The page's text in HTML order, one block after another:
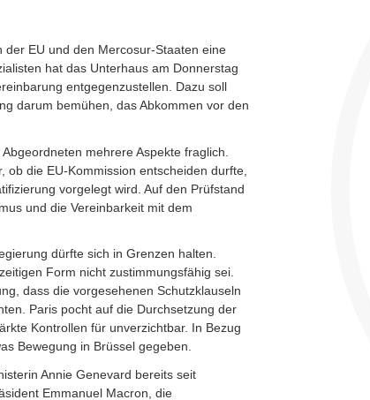
EU und den Mercosur-Staaten eine
hat das Unterhaus am Donnerstag
entgegenzustellen. Dazu soll
darum bemühen, das Abkommen vor den
mehrere Aspekte fraglich.
die EU-Kommission entscheiden durfte,
vorgelegt wird. Auf den Prüfstand
und die Vereinbarkeit mit dem
dürfte sich in Grenzen halten.
Form nicht zustimmungsfähig sei.
dass die vorgesehenen Schutzklauseln
Paris pocht auf die Durchsetzung der
Kontrollen für unverzichtbar. In Bezug
Bewegung in Brüssel gegeben.
Annie Genevard bereits seit
Emmanuel Macron, die